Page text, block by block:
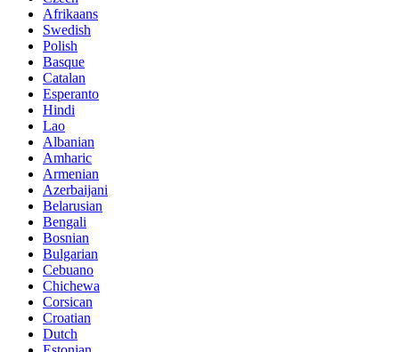
Afrikaans
Swedish
Polish
Basque
Catalan
Esperanto
Hindi
Lao
Albanian
Amharic
Armenian
Azerbaijani
Belarusian
Bengali
Bosnian
Bulgarian
Cebuano
Chichewa
Corsican
Croatian
Dutch